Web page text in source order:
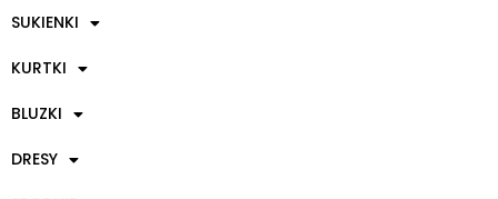
SUKIENKI
KURTKI
BLUZKI
DRESY